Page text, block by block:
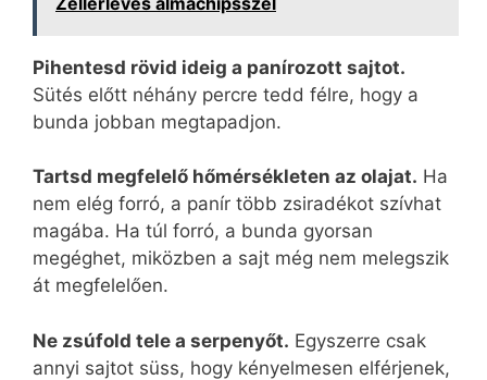
Pihentesd rövid ideig a panírozott sajtot.
Sütés előtt néhány percre tedd félre, hogy a
bunda jobban megtapadjon.
Tartsd megfelelő hőmérsékleten az olajat. Ha
nem elég forró, a panír több zsiradékot szívhat
magába. Ha túl forró, a bunda gyorsan
megéghet, miközben a sajt még nem melegszik
át megfelelően.
Ne zsúfold tele a serpenyőt. Egyszerre csak
annyi sajtot süss, hogy kényelmesen elférjenek,